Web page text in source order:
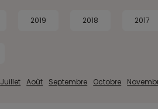
2019 2018 2017
Juillet Août Septembre Octobre